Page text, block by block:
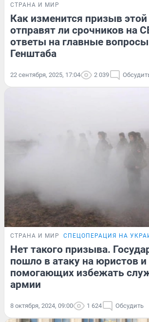
СТРАНА И МИР
Как изменится призыв
отправят ли срочников на
ответы на главные
Генштаба
22 сентября, 2025, 17:04 2 039
СТРАНА И МИР СПЕЦОПЕРАЦИЯ НА
Нет такого призыва.
пошло в атаку на юристов и
помогающих избежать
армии
8 октября, 2024, 09:00 1 624 Обсудить